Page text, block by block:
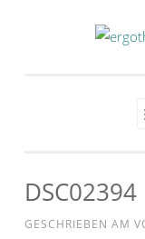
DSC02394
GESCHRIEBEN AM